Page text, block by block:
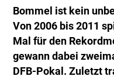
Bommel ist kein
Von 2006 bis 2011
Mal für den
gewann dabei
DFB-Pokal. Zuletzt